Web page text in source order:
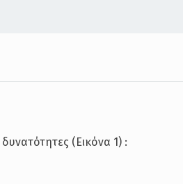
(Εικόνα 1) :